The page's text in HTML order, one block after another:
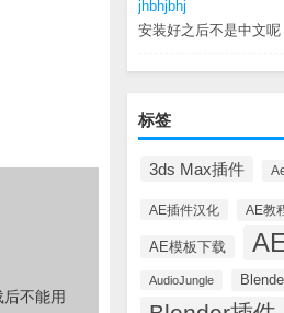
jhbhjbhj
安装好之后不是中文呢
标签
3ds Max插件
AE插件汉化 AE教
AE模板下载
AudioJungle
不能用